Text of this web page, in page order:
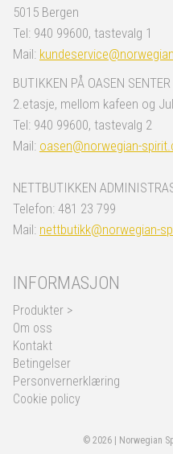
5015 Bergen
Tel: 940 99600, tastevalg 1
Mail:
BUTIKKEN PÅ OASEN SENTER
2.etasje, mellom kafeen og
Tel: 940 99600, tastevalg 2
Mail: oasen@norwegian-
NETTBUTIKKEN
Telefon: 481 23 799
Mail: nettbutikk@norwegian-
INFORMASJON
Produkter >
Om oss
Kontakt
Betingelser
Personvernerklæring
Cookie policy
© 2026 | Norwegian